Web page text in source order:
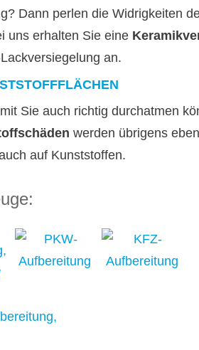
Dann perlen die Widrigkeiten
uns erhalten Sie eine
an.
Sie auch richtig durchatmen
werden übrigens
auf Kunststoffen.